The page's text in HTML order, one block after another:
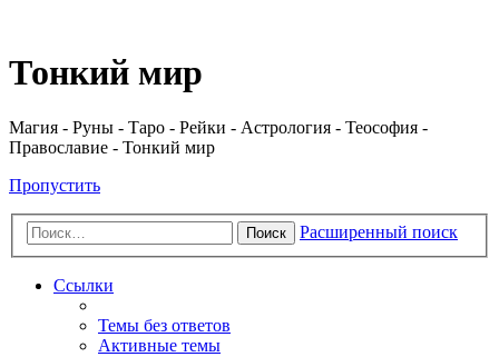
Тонкий мир
Магия - Руны - Таро - Рейки - Астрология - Теософия -
Православие - Тонкий мир
Пропустить
Поиск Расширенный поиск
Ссылки
Темы без ответов
Активные темы